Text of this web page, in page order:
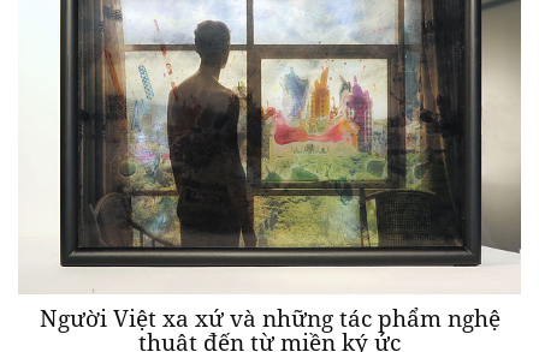
Người Việt xa xứ và những tác phẩm nghệ
thuật đến từ miền ký ức